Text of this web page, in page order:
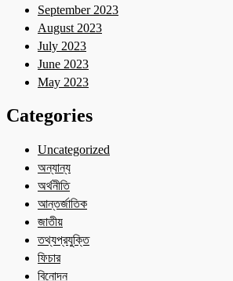
September 2023
August 2023
July 2023
June 2023
May 2023
Categories
Uncategorized
অন্যান্য
অর্থনীতি
আন্তর্জাতিক
জাতীয়
তথ্যপ্রযুক্তি
ফিচার
বিনোদন